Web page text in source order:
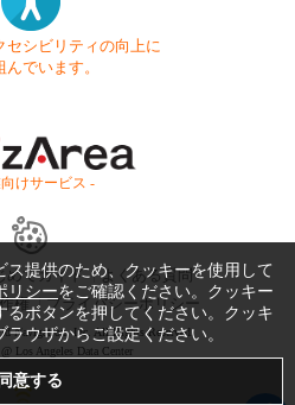
セシビリティの向上に
んでいます。
けサービス -
めてガイド
よくある質問
権 プライバシーポリシー
Navigation, Inc. All Rights Reserved.
Los Angeles Data Center
提供のため、クッキーを使用して
リシーをご確認ください。クッキー
ボタンを押してください。クッキ
ウザからご設定ください。